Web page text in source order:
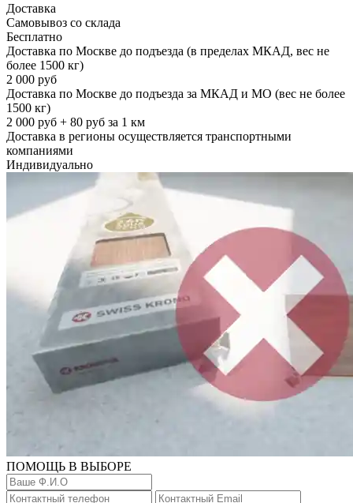
Доставка
Самовывоз со склада
Бесплатно
Доставка по Москве до подъезда (в пределах МКАД, вес не
более 1500 кг)
2 000 руб
Доставка по Москве до подъезда за МКАД и МО (вес не более
1500 кг)
2 000 руб + 80 руб за 1 км
Доставка в регионы осуществляется транспортными
компаниями
Индивидуально
ПОМОЩЬ В ВЫБОРЕ